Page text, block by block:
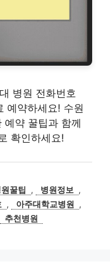
병원 전화번호
예약하세요! 수원
예약 꿀팁과 함께
확인하세요!
꿀팁 , 병원정보
,
, 아주대학교병원
,
추천병원